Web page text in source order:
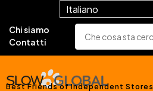
Italiano
Chi siamo
Contatti
Best Friends of Independent Stores